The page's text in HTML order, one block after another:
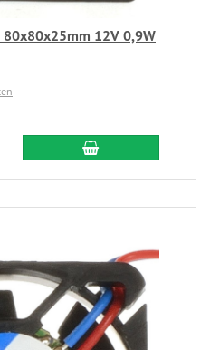
12V 0,9W